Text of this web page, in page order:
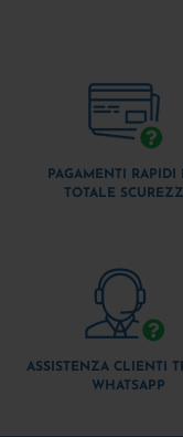
PAGAMENTI RAPIDI
TOTALE
ASSISTENZA CLIENTI
WHATSAPP